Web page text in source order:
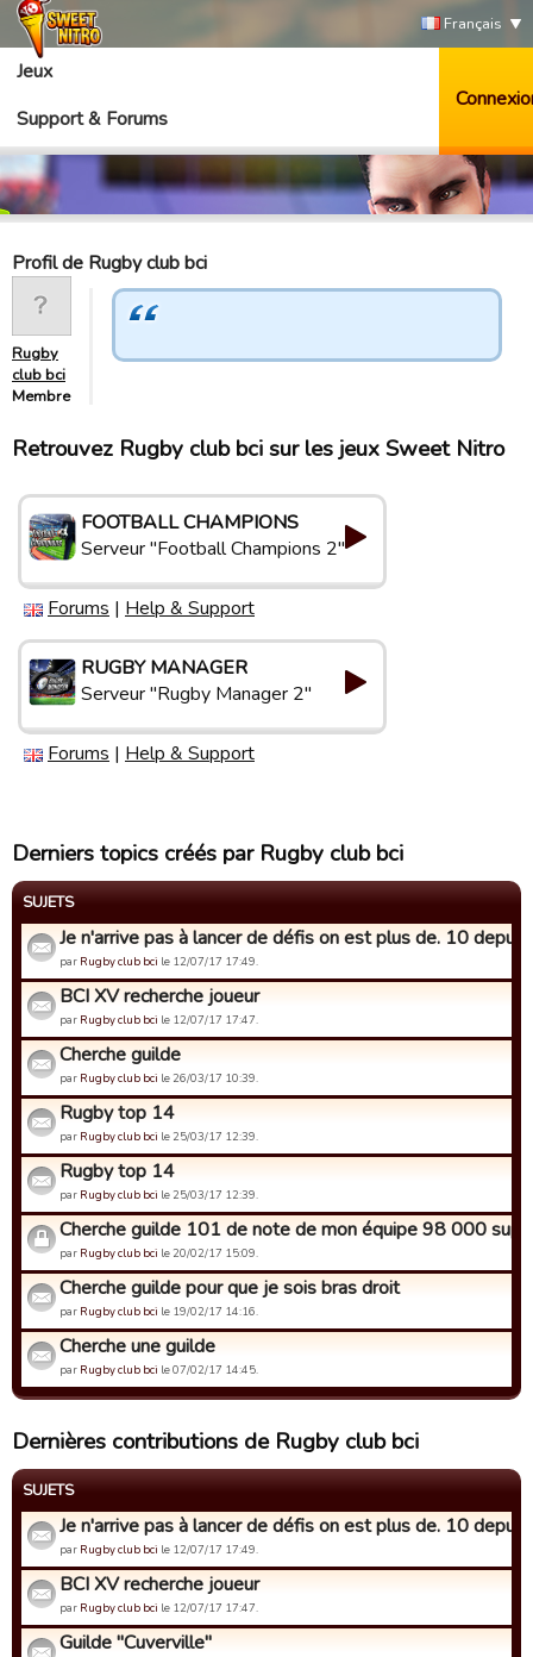
Français
Jeux
Support & Forums
Profil de Rugby club bci
Rugby
club bci
Membre
Retrouvez Rugby club bci sur les jeux Sweet Nitro
FOOTBALL CHAMPIONS
Serveur "Football Champions 2"
Forums | Help & Support
RUGBY MANAGER
Serveur "Rugby Manager 2"
Forums | Help & Support
Derniers topics créés par Rugby club bci
SUJETS
Je n'arrive pas à lancer de défis on est plus de. 10 depuis
par Rugby club bci le 12/07/17 17:49.
BCI XV recherche joueur
par Rugby club bci le 12/07/17 17:47.
Cherche guilde
par Rugby club bci le 26/03/17 10:39.
Rugby top 14
par Rugby club bci le 25/03/17 12:39.
Rugby top 14
par Rugby club bci le 25/03/17 12:39.
Cherche guilde 101 de note de mon équipe 98 000
par Rugby club bci le 20/02/17 15:09.
Cherche guilde pour que je sois bras droit
par Rugby club bci le 19/02/17 14:16.
Cherche une guilde
par Rugby club bci le 07/02/17 14:45.
Dernières contributions de Rugby club bci
SUJETS
Je n'arrive pas à lancer de défis on est plus de. 10 depuis
par Rugby club bci le 12/07/17 17:49.
BCI XV recherche joueur
par Rugby club bci le 12/07/17 17:47.
Guilde "Cuverville"